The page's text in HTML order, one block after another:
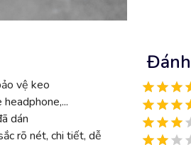
vệ keo
dán
rõ nét, chi tiết, dễ